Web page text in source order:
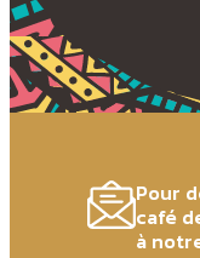
Pour
café
à